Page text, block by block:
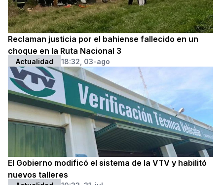
Reclaman justicia por el bahiense fallecido en un
choque en la Ruta Nacional 3
Actualidad 18:32, 03-ago
El Gobierno modificó el sistema de la VTV y habilitó
nuevos talleres